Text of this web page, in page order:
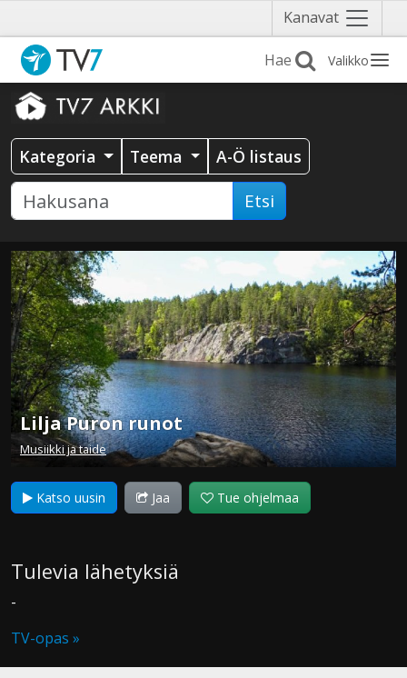
Kanavat Näytä
valikko
Valikko
Kategoria Teema A-Ö listaus
Etsi
Lilja Puron runot
Musiikki ja taide
Katso uusin Jaa Tue ohjelmaa
Tulevia lähetyksiä
-
TV-opas »